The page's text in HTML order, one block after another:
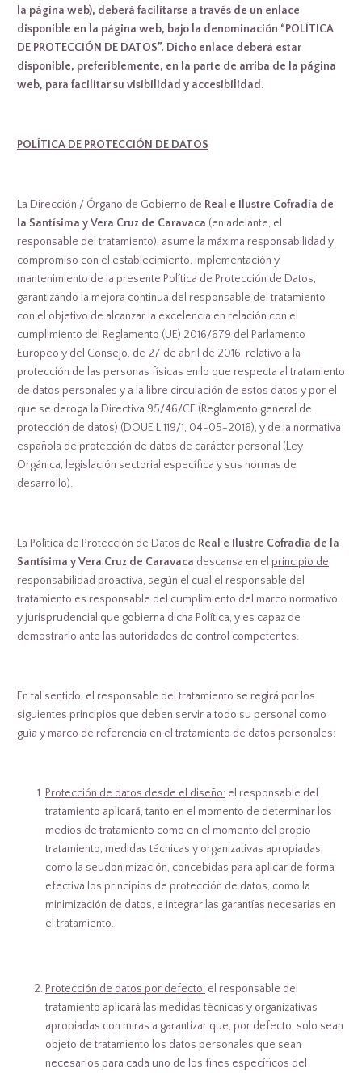
la página web), deberá facilitarse a través de un enlace
disponible en la página web, bajo la denominación “POLÍTICA
DE PROTECCIÓN DE DATOS”. Dicho enlace deberá estar
disponible, preferiblemente, en la parte de arriba de la página
web, para facilitar su visibilidad y accesibilidad.
POLÍTICA DE PROTECCIÓN DE DATOS
La Dirección / Órgano de Gobierno de Real e Ilustre Cofradía de
la Santísima y Vera Cruz de Caravaca (en adelante, el
responsable del tratamiento), asume la máxima responsabilidad y
compromiso con el establecimiento, implementación y
mantenimiento de la presente Política de Protección de Datos,
garantizando la mejora continua del responsable del tratamiento
con el objetivo de alcanzar la excelencia en relación con el
cumplimiento del Reglamento (UE) 2016/679 del Parlamento
Europeo y del Consejo, de 27 de abril de 2016, relativo a la
protección de las personas físicas en lo que respecta al tratamiento
de datos personales y a la libre circulación de estos datos y por el
que se deroga la Directiva 95/46/CE (Reglamento general de
protección de datos) (DOUE L 119/1, 04-05-2016), y de la normativa
española de protección de datos de carácter personal (Ley
Orgánica, legislación sectorial específica y sus normas de
desarrollo).
La Política de Protección de Datos de Real e Ilustre Cofradía de la
Santísima y Vera Cruz de Caravaca descansa en el principio de
responsabilidad proactiva, según el cual el responsable del
tratamiento es responsable del cumplimiento del marco normativo
y jurisprudencial que gobierna dicha Política, y es capaz de
demostrarlo ante las autoridades de control competentes.
En tal sentido, el responsable del tratamiento se regirá por los
siguientes principios que deben servir a todo su personal como
guía y marco de referencia en el tratamiento de datos personales:
Protección de datos desde el diseño: el responsable del
tratamiento aplicará, tanto en el momento de determinar los
medios de tratamiento como en el momento del propio
tratamiento, medidas técnicas y organizativas apropiadas,
como la seudonimización, concebidas para aplicar de forma
efectiva los principios de protección de datos, como la
minimización de datos, e integrar las garantías necesarias en
el tratamiento.
Protección de datos por defecto: el responsable del
tratamiento aplicará las medidas técnicas y organizativas
apropiadas con miras a garantizar que, por defecto, solo sean
objeto de tratamiento los datos personales que sean
necesarios para cada uno de los fines específicos del